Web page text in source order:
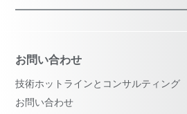
お問い合わせ
技術ホットラインとコンサルティング
お問い合わせ